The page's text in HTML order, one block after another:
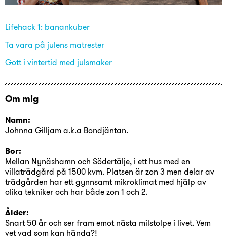
Lifehack 1: banankuber
Ta vara på julens matrester
Gott i vintertid med julsmaker
Om mig
Namn:
Johnna Gilljam a.k.a Bondjäntan.
Bor:
Mellan Nynäshamn och Södertälje, i ett hus med en
villaträdgård på 1500 kvm. Platsen är zon 3 men delar av
trädgården har ett gynnsamt mikroklimat med hjälp av
olika tekniker och har både zon 1 och 2.
Ålder:
Snart 50 år och ser fram emot nästa milstolpe i livet. Vem
vet vad som kan hända?!